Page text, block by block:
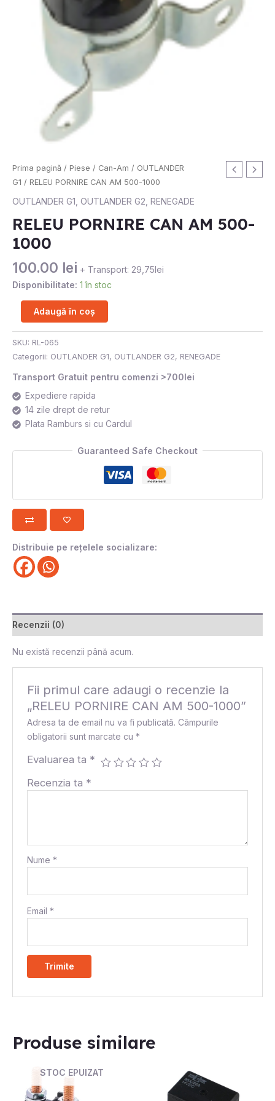
Prima pagină / Piese / Can-Am / OUTLANDER
G1 / RELEU PORNIRE CAN AM 500-1000
OUTLANDER G1 OUTLANDER G2 RENEGADE
RELEU PORNIRE CAN AM 500-
1000
100.00 lei + Transport: 29,75lei
Disponibilitate: 1 în stoc
Cantitate
RELEU
PORNIRE
AM
500-
1000
Adaugă în coș
SKU: RL-065
Categorii: OUTLANDER G1, OUTLANDER G2, RENEGADE
Transport Gratuit pentru comenzi >700lei
Expediere rapida
14 zile drept de retur
Plata Ramburs si cu Cardul
Guaranteed Safe Checkout
Distribuie pe rețelele socializare:
Recenzii (0)
Nu există recenzii până acum.
Fii primul care adaugi o recenzie la
„RELEU PORNIRE CAN AM 500-1000”
Adresa ta de email nu va fi publicată. Câmpurile
obligatorii sunt marcate cu*
Evaluarea ta *
Recenzia ta *
Nume*
Email*
Produse similare
STOC EPUIZAT